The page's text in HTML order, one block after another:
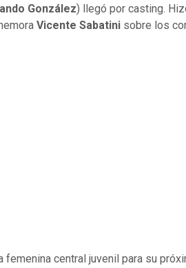
González) llegó por casting.
Vicente Sabatini sobre los
femenina central juvenil para su